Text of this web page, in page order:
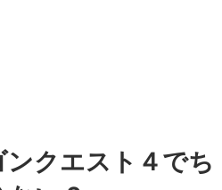
クエスト４でち